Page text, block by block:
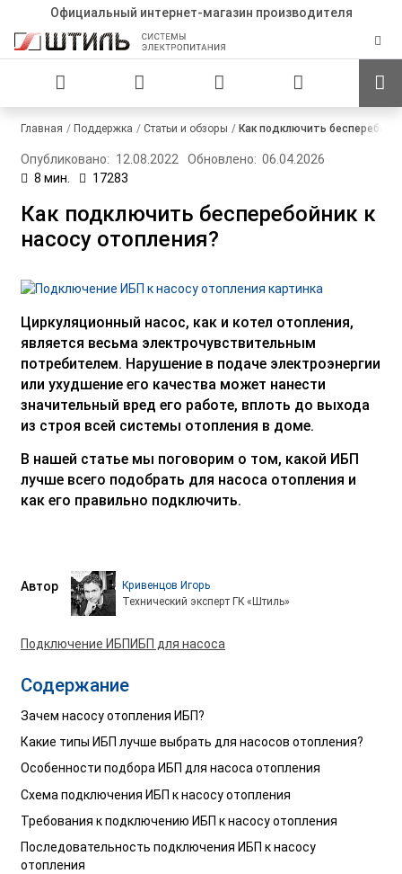
Официальный интернет-магазин производителя
Главная Поддержка Статьи и обзоры Как подключить
Опубликовано: 12.08.2022 Обновлено: 06.04.2026
8 мин.
17283
Как подключить бесперебойник к
насосу отопления?
Циркуляционный насос, как и котел отопления,
является весьма электрочувствительным
потребителем. Нарушение в подаче электроэнергии
или ухудшение его качества может нанести
значительный вред его работе, вплоть до выхода
из строя всей системы отопления в доме.
В нашей статье мы поговорим о том, какой ИБП
лучше всего подобрать для насоса отопления и
как его правильно подключить.
Автор
Кривенцов Игорь
Технический эксперт ГК «Штиль»
Подключение ИБП ИБП для насоса
Содержание
Зачем насосу отопления ИБП?
Какие типы ИБП лучше выбрать для насосов отопления?
Особенности подбора ИБП для насоса отопления
Схема подключения ИБП к насосу отопления
Требования к подключению ИБП к насосу отопления
Последовательность подключения ИБП к насосу
отопления